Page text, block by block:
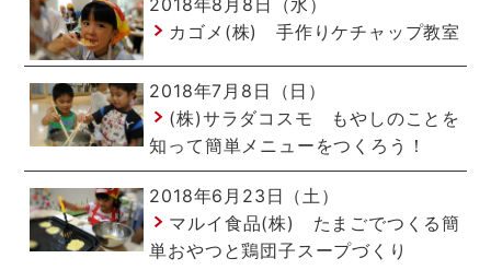
カゴメ(株) 手作りケチャップ教室
2018年7月8日（日）
(株)サラダコスモ もやしのことを
知って簡単メニューをつくろう！
2018年6月23日（土）
マルイ食品(株) たまごでつくる簡
単おやつと鶏団子スープづくり